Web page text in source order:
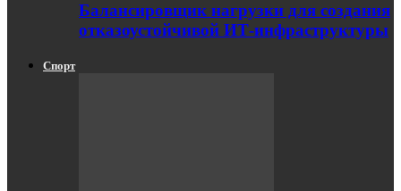
Балансировщик нагрузки для создания
отказоустойчивой ИТ-инфраструктуры
Спорт